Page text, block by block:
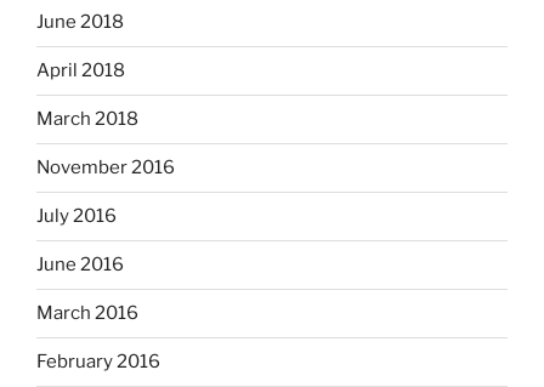
June 2018
April 2018
March 2018
November 2016
July 2016
June 2016
March 2016
February 2016